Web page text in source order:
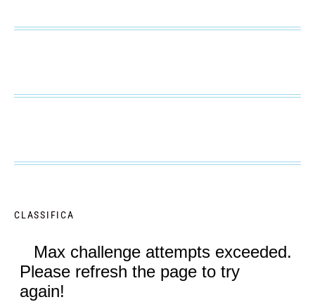
CLASSIFICA